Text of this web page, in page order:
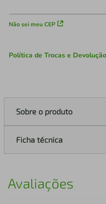
Não sei meu CEP
Política de Trocas e Devolução
Sobre o produto
Ficha técnica
Avaliações